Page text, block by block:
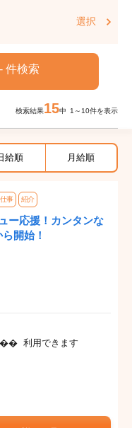
選択
検索結果15中 1～10件を表示
給順 月給順
事 紹介
ー応援！カンタンな
開始！
�� 利用できます